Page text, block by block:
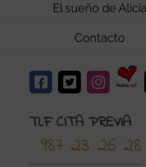
El sueño de Alicia
Contacto
Facebook
X
TLF CITA PREVIA
987 23 26 28